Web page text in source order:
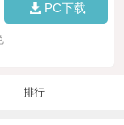
PC下载
排行